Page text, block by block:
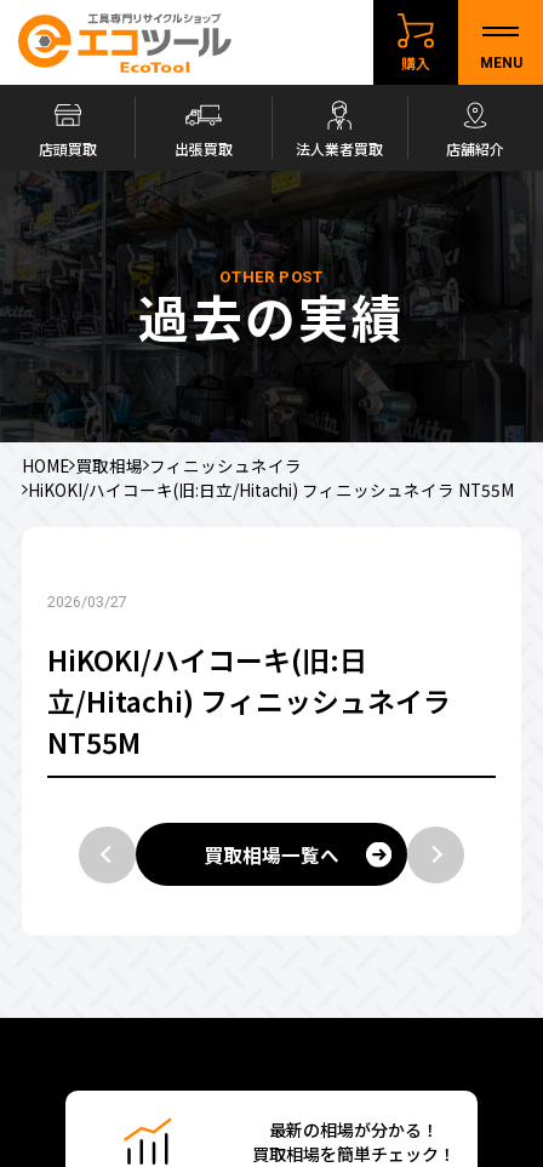
購入 MENU
店頭買取 出張買取 法人業者買取 店舗紹介
OTHER POST
過去の実績
HOME 買取相場 フィニッシュネイラ
HiKOKI/ハイコーキ(旧:日立/Hitachi) フィニッシュネイラ NT55M
2026/03/27
HiKOKI/ハイコーキ(旧:日
立/Hitachi) フィニッシュネイラ
NT55M
買取相場一覧へ
最新の相場が分かる！
買取相場を簡単チェック！